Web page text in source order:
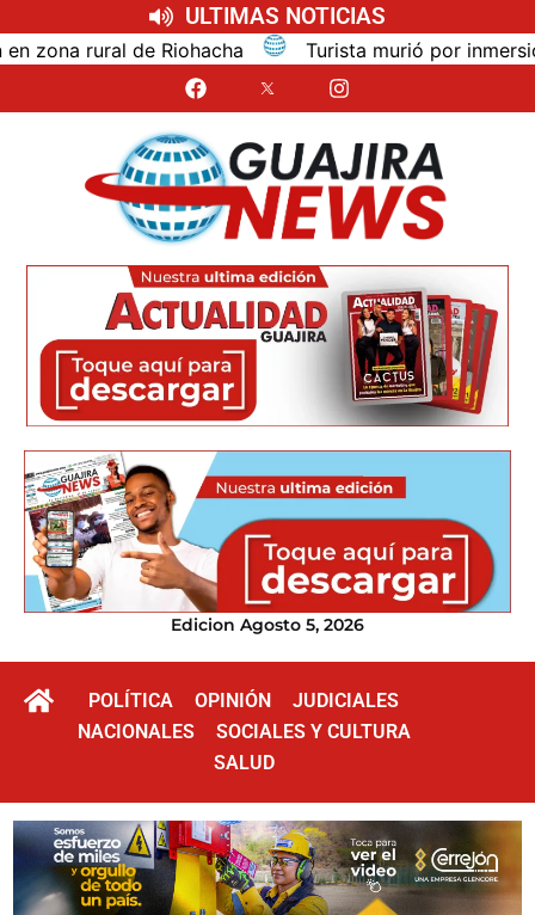
ULTIMAS NOTICIAS
rural de Riohacha Turista murió por inmersión
Edicion Agosto 5, 2026
POLÍTICA OPINIÓN
JUDICIALES
NACIONALES
SOCIALES Y CULTURA
SALUD